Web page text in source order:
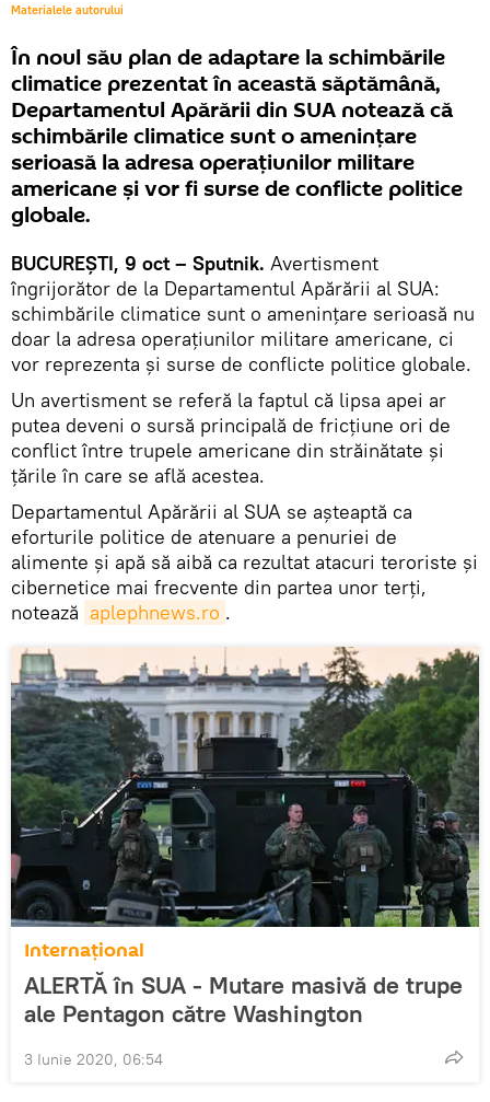
Materialele autorului
În noul său plan de adaptare la schimbările
climatice prezentat în această săptămână,
Departamentul Apărării din SUA notează că
schimbările climatice sunt o amenințare
serioasă la adresa operațiunilor militare
americane și vor fi surse de conflicte politice
globale.
BUCUREȘTI, 9 oct – Sputnik. Avertisment
îngrijorător de la Departamentul Apărării al SUA:
schimbările climatice sunt o amenințare serioasă nu
doar la adresa operațiunilor militare americane, ci
vor reprezenta și surse de conflicte politice globale.
Un avertisment se referă la faptul că lipsa apei ar
putea deveni o sursă principală de fricțiune ori de
conflict între trupele americane din străinătate și
țările în care se află acestea.
Departamentul Apărării al SUA se așteaptă ca
eforturile politice de atenuare a penuriei de
alimente și apă să aibă ca rezultat atacuri teroriste și
cibernetice mai frecvente din partea unor terți,
notează aplephnews.ro .
Internaţional
ALERTĂ în SUA - Mutare masivă de trupe
ale Pentagon către Washington
3 Iunie 2020, 06:54